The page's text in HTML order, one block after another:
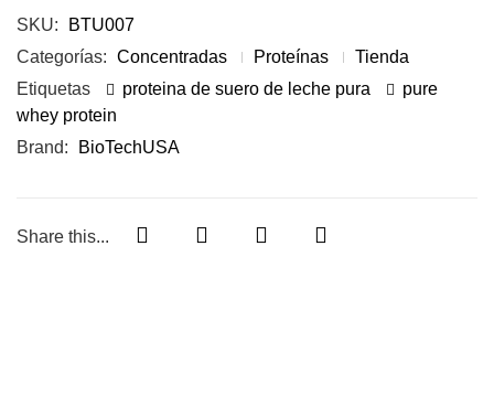
SKU:
BTU007
Categorías: Concentradas Proteínas
Tienda
Etiquetas
proteina de suero de leche pura
pure
whey protein
Brand:
BioTechUSA
Share this...